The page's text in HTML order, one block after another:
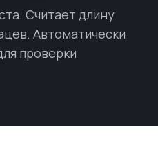
Считает длину
Автоматически
проверки